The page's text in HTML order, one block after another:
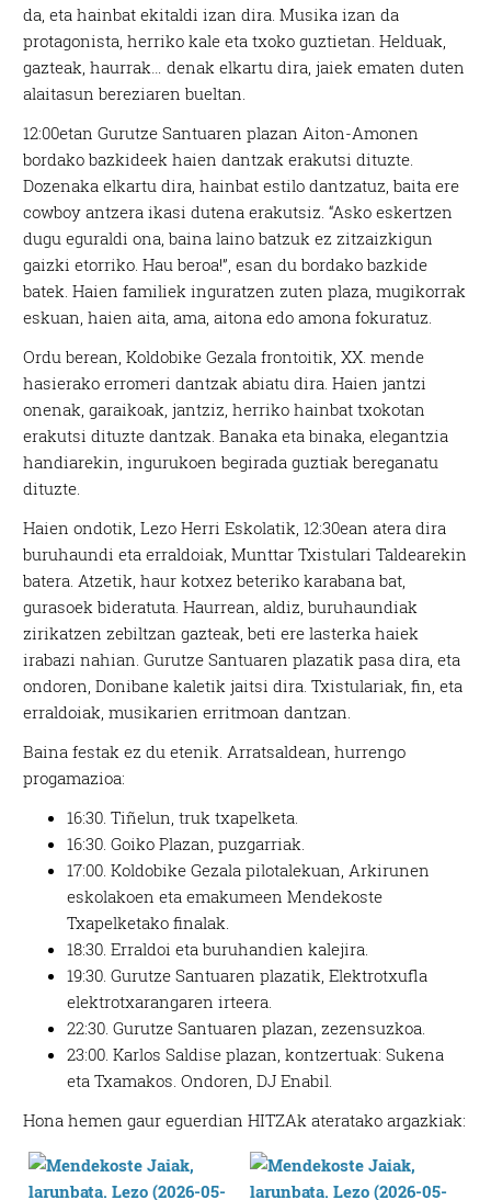
da, eta hainbat ekitaldi izan dira. Musika izan da
protagonista, herriko kale eta txoko guztietan. Helduak,
gazteak, haurrak… denak elkartu dira, jaiek ematen duten
alaitasun bereziaren bueltan.
12:00etan Gurutze Santuaren plazan Aiton-Amonen
bordako bazkideek haien dantzak erakutsi dituzte.
Dozenaka elkartu dira, hainbat estilo dantzatuz, baita ere
cowboy antzera ikasi dutena erakutsiz. “Asko eskertzen
dugu eguraldi ona, baina laino batzuk ez zitzaizkigun
gaizki etorriko. Hau beroa!”, esan du bordako bazkide
batek. Haien familiek inguratzen zuten plaza, mugikorrak
eskuan, haien aita, ama, aitona edo amona fokuratuz.
Ordu berean, Koldobike Gezala frontoitik, XX. mende
hasierako erromeri dantzak abiatu dira. Haien jantzi
onenak, garaikoak, jantziz, herriko hainbat txokotan
erakutsi dituzte dantzak. Banaka eta binaka, elegantzia
handiarekin, ingurukoen begirada guztiak bereganatu
dituzte.
Haien ondotik, Lezo Herri Eskolatik, 12:30ean atera dira
buruhaundi eta erraldoiak, Munttar Txistulari Taldearekin
batera. Atzetik, haur kotxez beteriko karabana bat,
gurasoek bideratuta. Haurrean, aldiz, buruhaundiak
zirikatzen zebiltzan gazteak, beti ere lasterka haiek
irabazi nahian. Gurutze Santuaren plazatik pasa dira, eta
ondoren, Donibane kaletik jaitsi dira. Txistulariak, fin, eta
erraldoiak, musikarien erritmoan dantzan.
Baina festak ez du etenik. Arratsaldean, hurrengo
progamazioa:
16:30. Tiñelun, truk txapelketa.
16:30. Goiko Plazan, puzgarriak.
17:00. Koldobike Gezala pilotalekuan, Arkirunen
eskolakoen eta emakumeen Mendekoste
Txapelketako finalak.
18:30. Erraldoi eta buruhandien kalejira.
19:30. Gurutze Santuaren plazatik, Elektrotxufla
elektrotxarangaren irteera.
22:30. Gurutze Santuaren plazan, zezensuzkoa.
23:00. Karlos Saldise plazan, kontzertuak: Sukena
eta Txamakos. Ondoren, DJ Enabil.
Hona hemen gaur eguerdian HITZAk ateratako argazkiak: